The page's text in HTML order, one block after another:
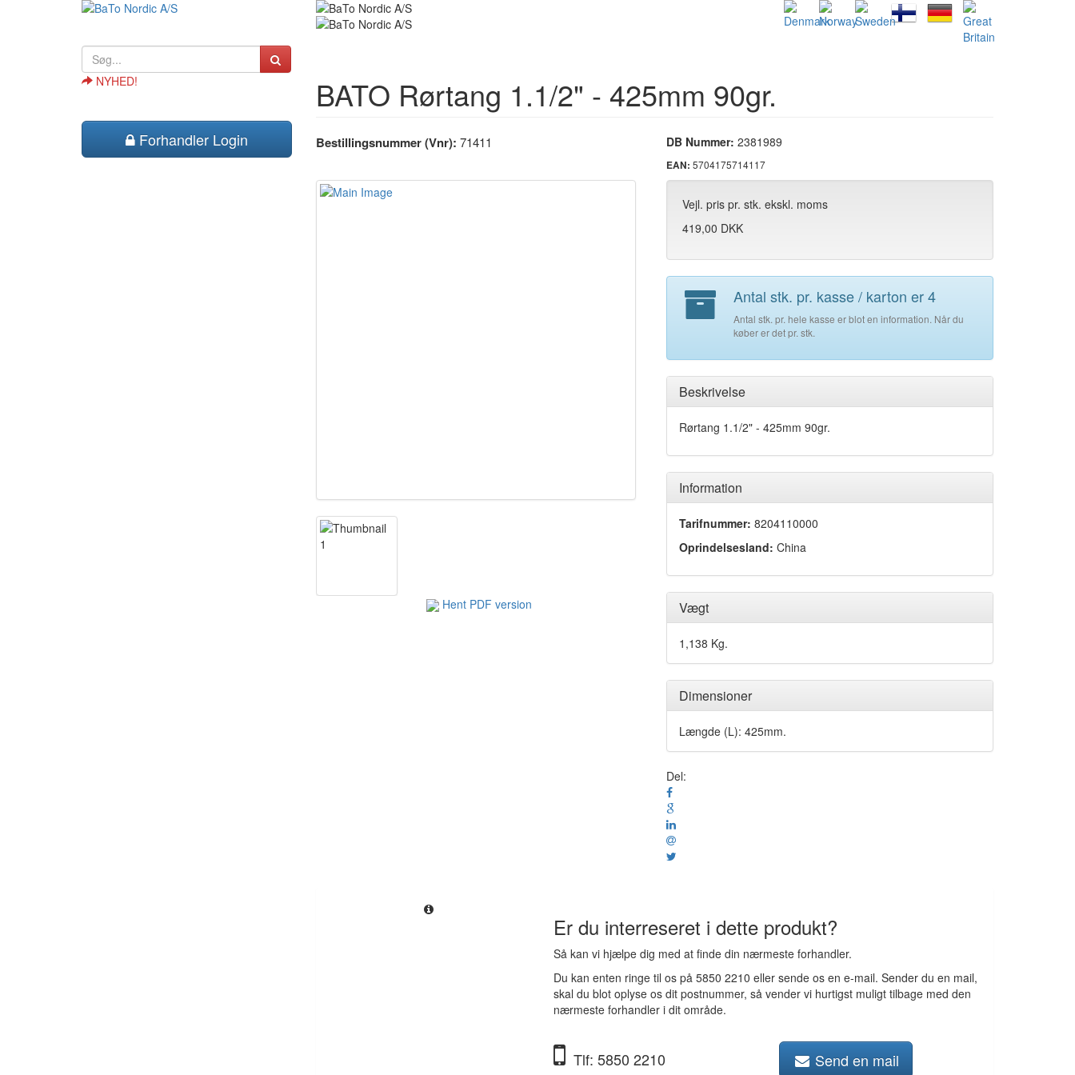
NYHED!
Forhandler Login
BATO Rørtang 1.1/2" - 425mm 90gr.
Bestillingsnummer (Vnr): 71411 DB Nummer: 2381989
EAN: 5704175714117
Hent PDF version
Vejl. pris pr. stk. ekskl. moms
419,00 DKK
Antal stk. pr. kasse / karton er 4
Antal stk. pr. hele kasse er blot en information. Når du
køber er det pr. stk.
Beskrivelse
Rørtang 1.1/2" - 425mm 90gr.
Information
Tarifnummer: 8204110000
Oprindelsesland: China
Vægt
1,138 Kg.
Dimensioner
Længde (L): 425mm.
Del:
Er du interreseret i dette produkt?
Så kan vi hjælpe dig med at finde din nærmeste forhandler.
Du kan enten ringe til os på 5850 2210 eller sende os en e-mail. Sender du en mail,
skal du blot oplyse os dit postnummer, så vender vi hurtigst muligt tilbage med den
nærmeste forhandler i dit område.
Tlf: 5850 2210 Send en mail